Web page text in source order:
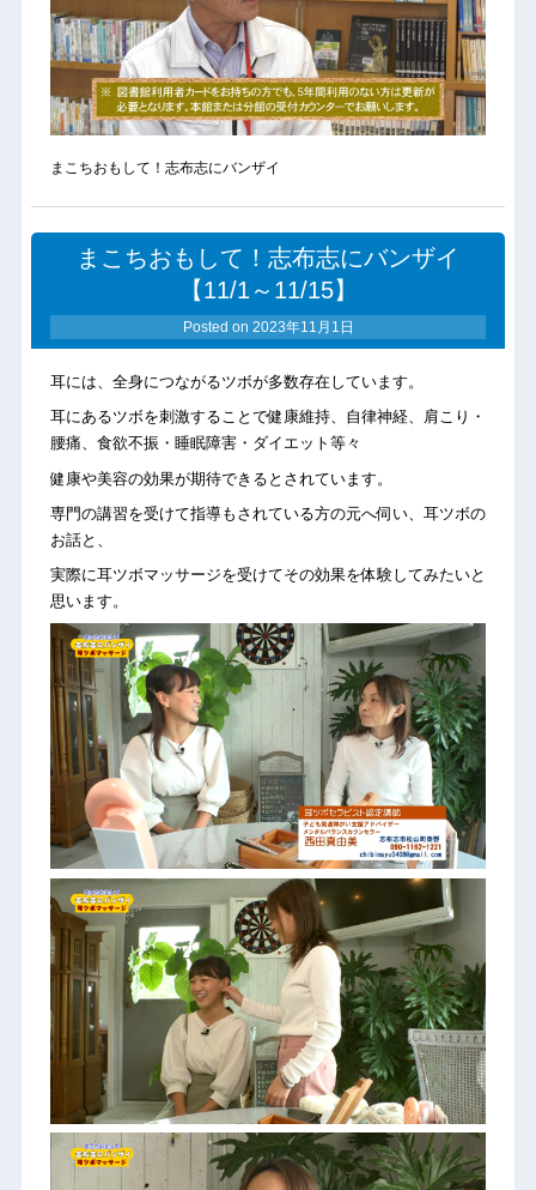
まこちおもして！志布志にバンザイ
まこちおもして！志布志にバンザイ
【11/1～11/15】
Posted on 2023年11月1日
耳には、全身につながるツボが多数存在しています。
耳にあるツボを刺激することで健康維持、自律神経、肩こり・
腰痛、食欲不振・睡眠障害・ダイエット等々
健康や美容の効果が期待できるとされています。
専門の講習を受けて指導もされている方の元へ伺い、耳ツボの
お話と、
実際に耳ツボマッサージを受けてその効果を体験してみたいと
思います。